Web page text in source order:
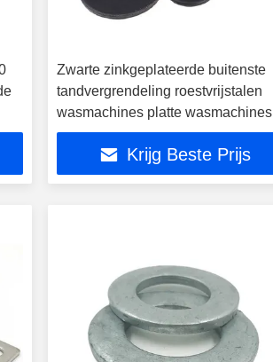
Zwarte zinkgeplateerde buitenste
tandvergrendeling roestvrijstalen
wasmachines platte wasmachines
Krijg Beste Prijs